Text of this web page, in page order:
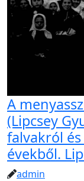
A
(Lipcsey
falvakról
évekből.
admin